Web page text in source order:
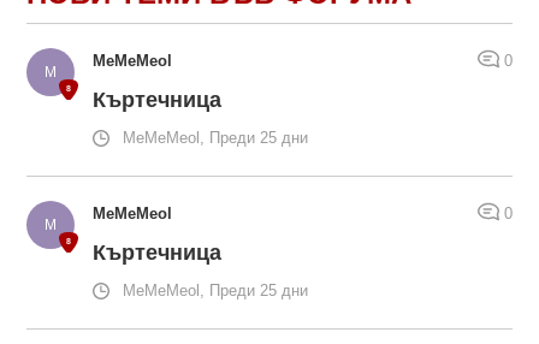
MeMeMeol 0
Къртечница
MeMeMeol, Преди 25 дни
MeMeMeol 0
Къртечница
MeMeMeol, Преди 25 дни